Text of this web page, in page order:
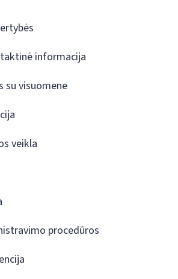
informacija
su visuomene
veikla
procedūros